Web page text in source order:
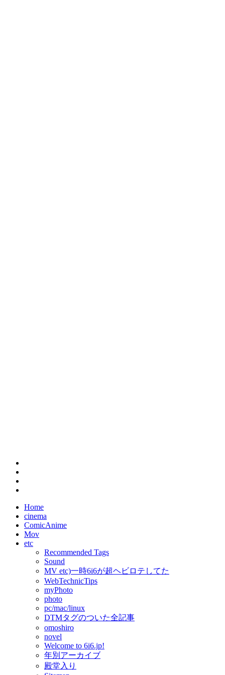
Home
cinema
ComicAnime
Mov
etc
Recommended Tags
Sound
MV etc)一時6i6が超ヘビロテしてた
WebTechnicTips
myPhoto
photo
pc/mac/linux
DTMタグのついた全記事
omoshiro
novel
Welcome to 6i6.jp!
年別アーカイブ
殿堂入り